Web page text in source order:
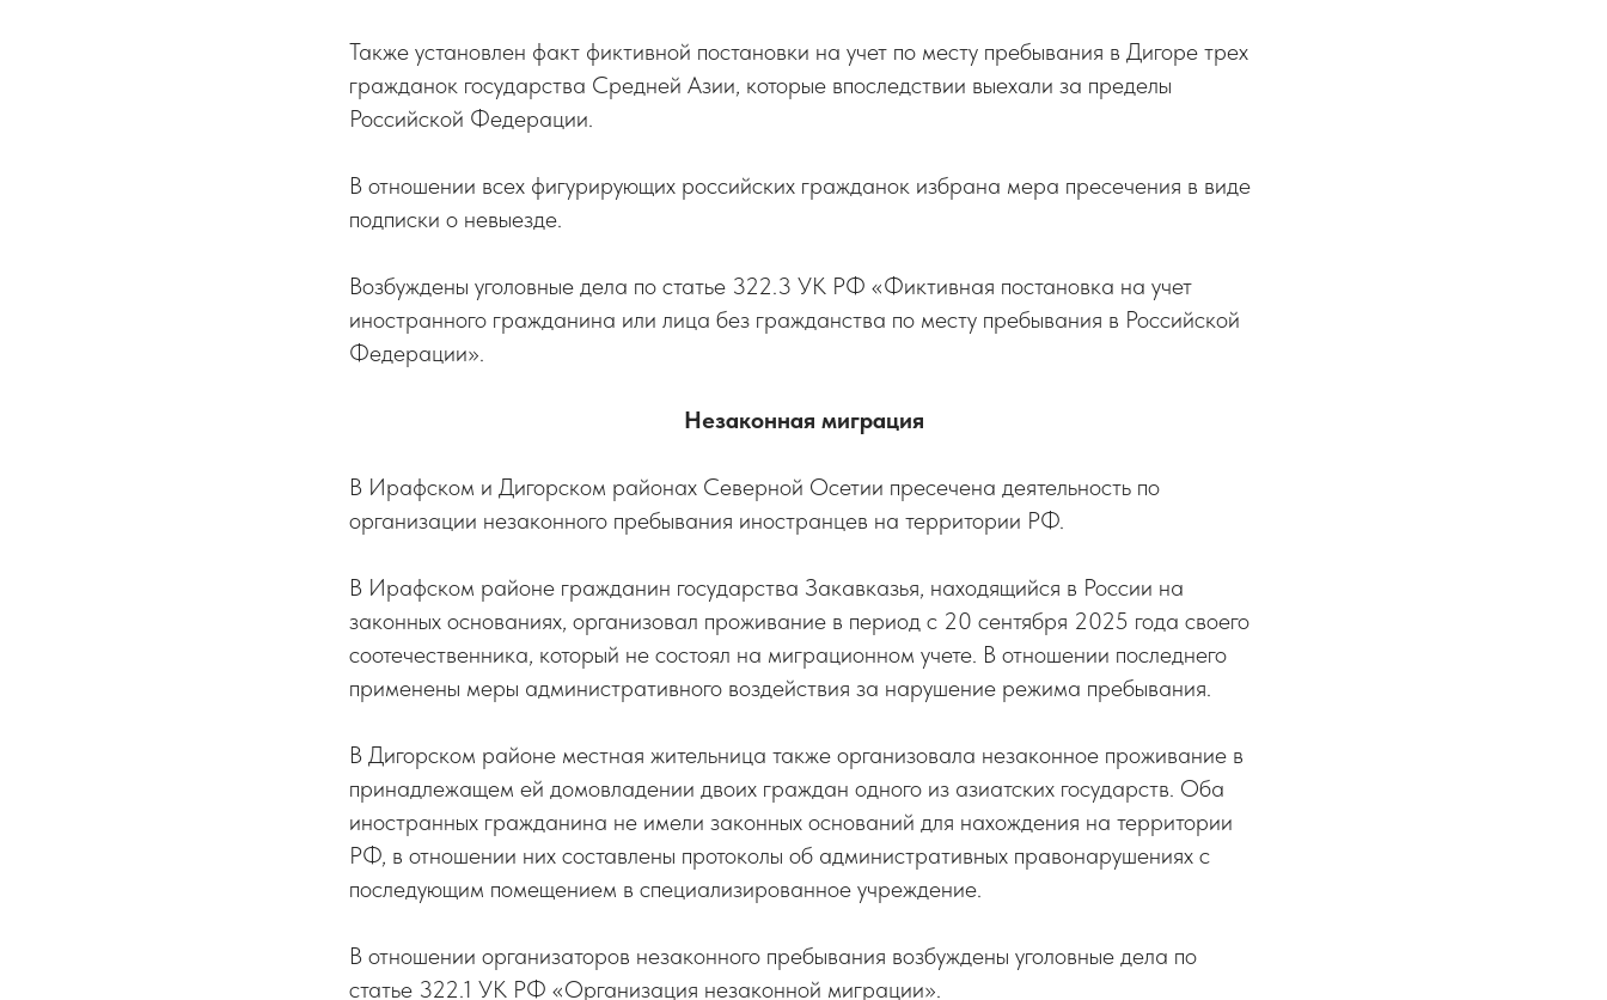
Также установлен факт фиктивной постановки на учет по месту пребывания в Дигоре трех
гражданок государства Средней Азии, которые впоследствии выехали за пределы
Российской Федерации.
В отношении всех фигурирующих российских гражданок избрана мера пресечения в виде
подписки о невыезде.
Возбуждены уголовные дела по статье 322.3 УК РФ «Фиктивная постановка на учет
иностранного гражданина или лица без гражданства по месту пребывания в Российской
Федерации».
Незаконная миграция
В Ирафском и Дигорском районах Северной Осетии пресечена деятельность по
организации незаконного пребывания иностранцев на территории РФ.
В Ирафском районе гражданин государства Закавказья, находящийся в России на
законных основаниях, организовал проживание в период с 20 сентября 2025 года своего
соотечественника, который не состоял на миграционном учете. В отношении последнего
применены меры административного воздействия за нарушение режима пребывания.
В Дигорском районе местная жительница также организовала незаконное проживание в
принадлежащем ей домовладении двоих граждан одного из азиатских государств. Оба
иностранных гражданина не имели законных оснований для нахождения на территории
РФ, в отношении них составлены протоколы об административных правонарушениях с
последующим помещением в специализированное учреждение.
В отношении организаторов незаконного пребывания возбуждены уголовные дела по
статье 322.1 УК РФ «Организация незаконной миграции».